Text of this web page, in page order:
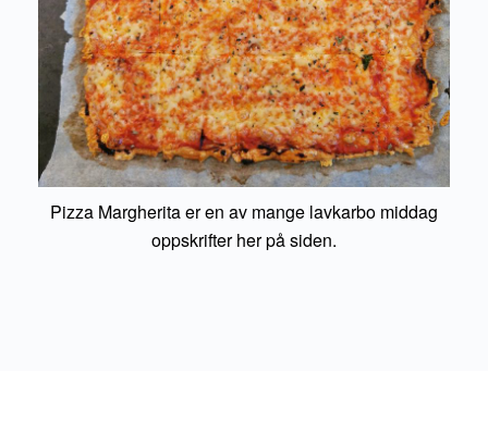
Pizza Margherita er en av mange lavkarbo middag
oppskrifter her på siden.